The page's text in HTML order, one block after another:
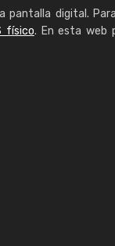
pantalla digital.
físico. En esta web